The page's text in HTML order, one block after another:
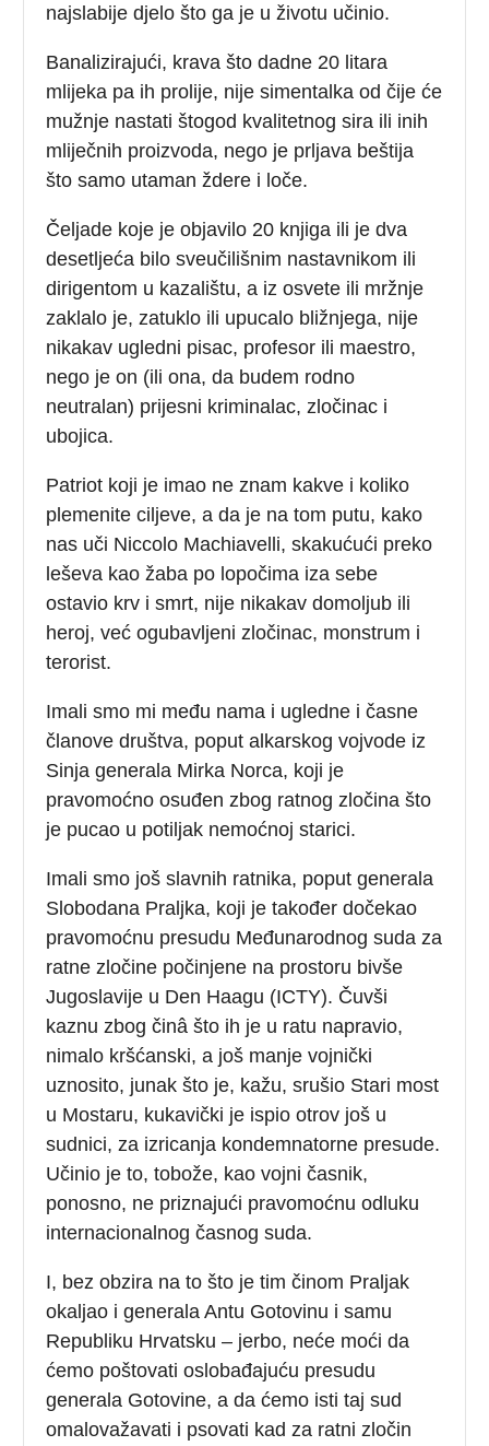
najslabije djelo što ga je u životu učinio.
Banalizirajući, krava što dadne 20 litara
mlijeka pa ih prolije, nije simentalka od čije će
mužnje nastati štogod kvalitetnog sira ili inih
mliječnih proizvoda, nego je prljava beštija
što samo utaman ždere i loče.
Čeljade koje je objavilo 20 knjiga ili je dva
desetljeća bilo sveučilišnim nastavnikom ili
dirigentom u kazalištu, a iz osvete ili mržnje
zaklalo je, zatuklo ili upucalo bližnjega, nije
nikakav ugledni pisac, profesor ili maestro,
nego je on (ili ona, da budem rodno
neutralan) prijesni kriminalac, zločinac i
ubojica.
Patriot koji je imao ne znam kakve i koliko
plemenite ciljeve, a da je na tom putu, kako
nas uči Niccolo Machiavelli, skakućući preko
leševa kao žaba po lopočima iza sebe
ostavio krv i smrt, nije nikakav domoljub ili
heroj, već ogubavljeni zločinac, monstrum i
terorist.
Imali smo mi među nama i ugledne i časne
članove društva, poput alkarskog vojvode iz
Sinja generala Mirka Norca, koji je
pravomoćno osuđen zbog ratnog zločina što
je pucao u potiljak nemoćnoj starici.
Imali smo još slavnih ratnika, poput generala
Slobodana Praljka, koji je također dočekao
pravomoćnu presudu Međunarodnog suda za
ratne zločine počinjene na prostoru bivše
Jugoslavije u Den Haagu (ICTY). Čuvši
kaznu zbog činâ što ih je u ratu napravio,
nimalo kršćanski, a još manje vojnički
uznosito, junak što je, kažu, srušio Stari most
u Mostaru, kukavički je ispio otrov još u
sudnici, za izricanja kondemnatorne presude.
Učinio je to, tobože, kao vojni časnik,
ponosno, ne priznajući pravomoćnu odluku
internacionalnog časnog suda.
I, bez obzira na to što je tim činom Praljak
okaljao i generala Antu Gotovinu i samu
Republiku Hrvatsku – jerbo, neće moći da
ćemo poštovati oslobađajuću presudu
generala Gotovine, a da ćemo isti taj sud
omalovažavati i psovati kad za ratni zločin